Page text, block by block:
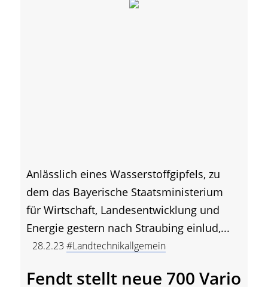
Anlässlich eines Wasserstoffgipfels, zu
dem das Bayerische Staatsministerium
für Wirtschaft, Landesentwicklung und
Energie gestern nach Straubing einlud,...
28.2.23 #Landtechnikallgemein
Fendt stellt neue 700 Vario